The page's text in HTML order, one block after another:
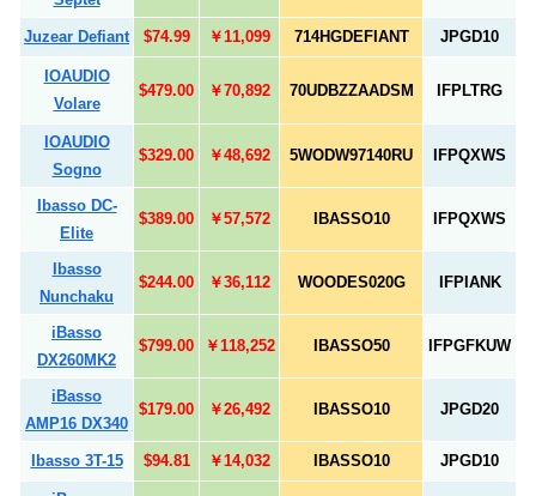
Juzear Defiant $74.99 ￥11,099 714HGDEFIANT JPGD10
IOAUDIO
Volare
$479.00 ￥70,892 70UDBZZAADSM IFPLTRG
IOAUDIO
Sogno
$329.00 ￥48,692 5WODW97140RU IFPQXWS
Ibasso DC-
Elite
$389.00 ￥57,572 IBASSO10 IFPQXWS
Ibasso
Nunchaku
$244.00 ￥36,112 WOODES020G IFPIANK
iBasso
DX260MK2
$799.00 ￥118,252 IBASSO50 IFPGFKUW
iBasso
AMP16 DX340
$179.00 ￥26,492 IBASSO10 JPGD20
Ibasso 3T-15 $94.81 ￥14,032 IBASSO10 JPGD10